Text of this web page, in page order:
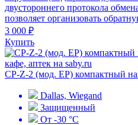
двустороннего протокола
позволяет организовать
3 000 ₽
Купить
CP-Z-2 (мод. EP) компактный
Dallas, Wiegand
Защищенный
От -30 °С